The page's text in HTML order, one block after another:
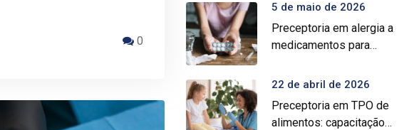
0
5 de maio de 2026
Preceptoria em alergia a
medicamentos para
especializada
22 de abril de 2026
Preceptoria em TPO de
alimentos: capacitação